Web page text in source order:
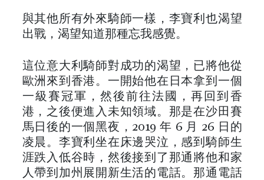
與其他所有外來騎師一樣，李寶利也渴望
出戰，渴望知道那種忘我感覺。
這位意大利騎師對成功的渴望，已將他從
歐洲來到香港。一開始他在日本拿到一個
一級賽冠軍，然後前往法國，再回到香
港，之後便進入未知領域。那是在沙田賽
馬日後的一個黑夜，2019 年 6 月 26 日的
凌晨。李寶利坐在床邊哭泣，感到騎師生
涯跌入低谷時，然後接到了那通將他和家
人帶到加州展開新生活的電話。那通電話